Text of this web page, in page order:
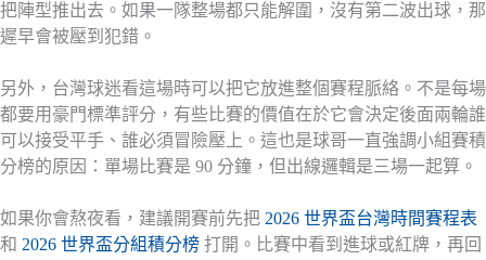
把陣型推出去。如果一隊整場都只能解圍，沒有第二波出球，那
遲早會被壓到犯錯。
另外，台灣球迷看這場時可以把它放進整個賽程脈絡。不是每場
都要用豪門標準評分，有些比賽的價值在於它會決定後面兩輪誰
可以接受平手、誰必須冒險壓上。這也是球哥一直強調小組賽積
分榜的原因：單場比賽是 90 分鐘，但出線邏輯是三場一起算。
如果你會熬夜看，建議開賽前先把 2026 世界盃台灣時間賽程表
和 2026 世界盃分組積分榜 打開。比賽中看到進球或紅牌，再回